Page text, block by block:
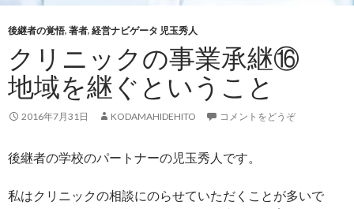
後継者の覚悟, 著者, 経営ナビゲータ 児玉秀人
クリニックの事業承継⑯
地域を継ぐということ
2016年7月31日 KODAMAHIDEHITO コメントをどうぞ
後継者の学校のパートナーの児玉秀人です。
私はクリニックの相談にのらせていただくことが多いで